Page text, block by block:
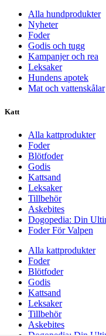
Alla hundprodukter
Nyheter
Foder
Godis och tugg
Kampanjer och rea
Leksaker
Hundens apotek
Mat och vattenskålar
Katt
Alla kattprodukter
Foder
Blötfoder
Godis
Kattsand
Leksaker
Tillbehör
Askebites
Dogopedia: Din
Foder För Valpen
Alla kattprodukter
Foder
Blötfoder
Godis
Kattsand
Leksaker
Tillbehör
Askebites